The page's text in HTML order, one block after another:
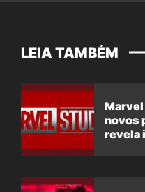
LEIA TAMBÉM
Marvel
novos
revela